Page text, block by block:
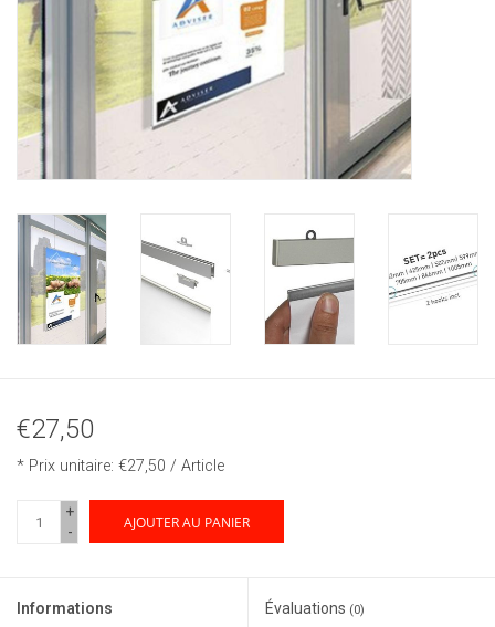
€27,50
* Prix unitaire: €27,50 / Article
+
-
AJOUTER AU PANIER
Informations Évaluations (0)